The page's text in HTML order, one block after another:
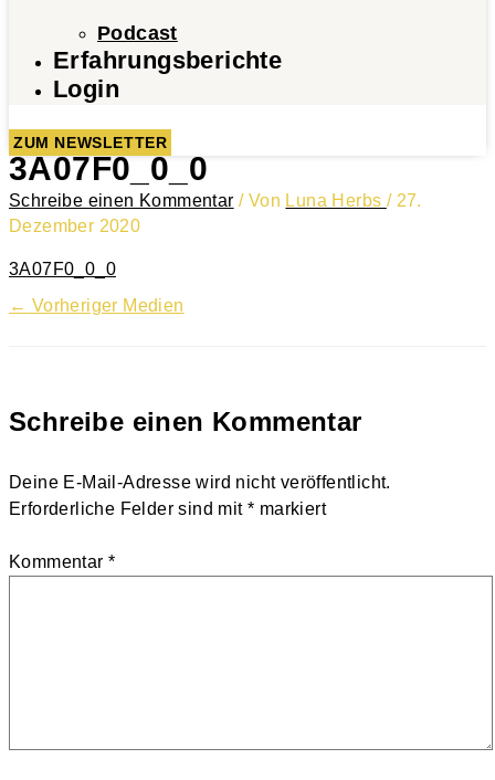
Podcast
Erfahrungsberichte
Login
ZUM NEWSLETTER
3A07F0_0_0
Schreibe einen Kommentar / Von Luna Herbs / 27.
Dezember 2020
3A07F0_0_0
← Vorheriger Medien
Schreibe einen Kommentar
Deine E-Mail-Adresse wird nicht veröffentlicht.
Erforderliche Felder sind mit * markiert
Kommentar*